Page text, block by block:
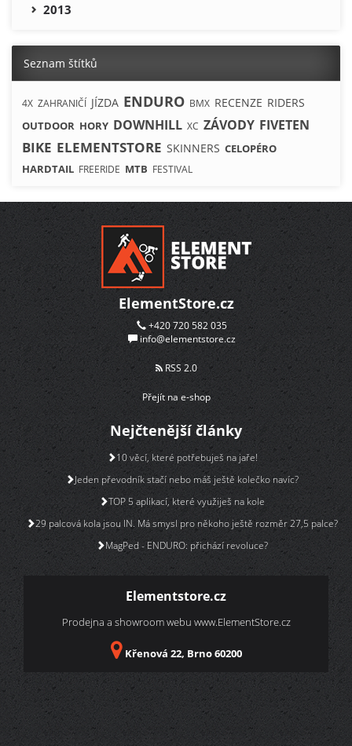
2013
Seznam štítků
4X ZAHRANIČÍ JÍZDA ENDURO BMX RECENZE RIDERS
OUTDOOR HORY DOWNHILL XC ZÁVODY FIVETEN
BIKE ELEMENTSTORE SKINNERS CELOPÉRO
HARDTAIL FREERIDE MTB FESTIVAL
ElementStore.cz
+420 720 582 035
info@elementstore.cz
RSS 2.0
Přejít na e-shop
Nejčtenější články
10 věcí, které potřebuješ na jaře!
Jeden převodník stačí nebo máš ještě kolečko navíc?
TOP 5 aplikací, které využiješ na kole
29 palcová kola jsou IN. Má smysl pro někoho ještě rozměr 27,5 palce?
MagPed - ENDURO: přichází revoluce?
Elementstore.cz
Prodejna a showroom webu www.ElementStore.cz
Křenová 22, Brno 60200